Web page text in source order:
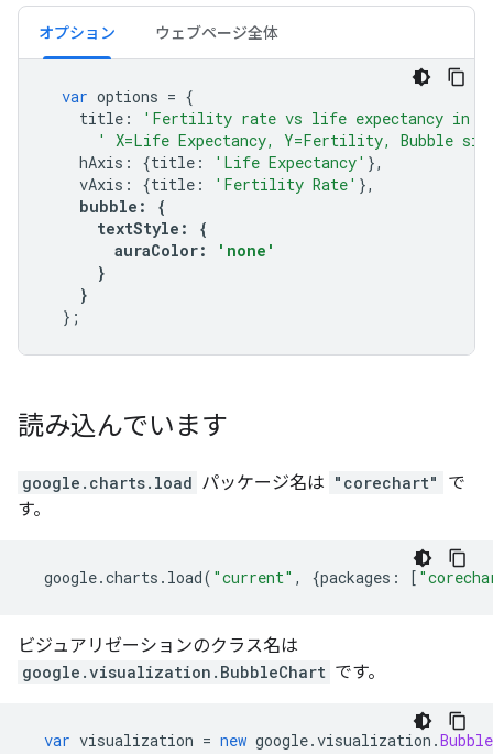
オプション ウェブページ全体
var options = {
title :
'Fertility rate vs life expectancy in
' X=Life Expectancy, Y=Fertility, Bubble
hAxis : {title : 'Life Expectancy' },
vAxis : {title : 'Fertility Rate' },
bubble :
{
textStyle :
{
auraColor:
'none'
}
}
};
読み込んでいます
google.charts.load パッケージ名は "corechart"
で
す。
google.charts . load( "current" , {packages : [
ビジュアリゼーションのクラス名は
google.visualization.BubbleChart です。
var visualization = new google.visualization .